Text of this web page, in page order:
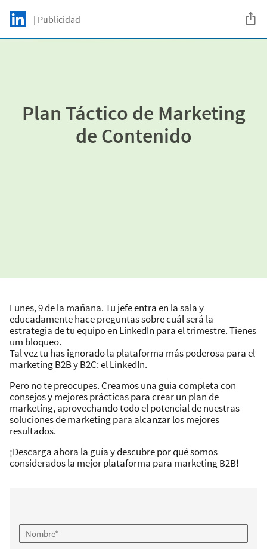
Skip to main content
LinkedIn Logo
| Publicidad
Plan Táctico de Marketing
de Contenido
Lunes, 9 de la mañana. Tu jefe entra en la sala y
educadamente hace preguntas sobre cuál será la
estrategia de tu equipo en LinkedIn para el trimestre. Tienes
um bloqueo.
Tal vez tu has ignorado la plataforma más poderosa para el
marketing B2B y B2C: el LinkedIn.
Pero no te preocupes. Creamos una guía completa con
consejos y mejores prácticas para crear un plan de
marketing, aprovechando todo el potencial de nuestras
soluciones de marketing para alcanzar los mejores
resultados.
¡Descarga ahora la guía y descubre por qué somos
considerados la mejor plataforma para marketing B2B!